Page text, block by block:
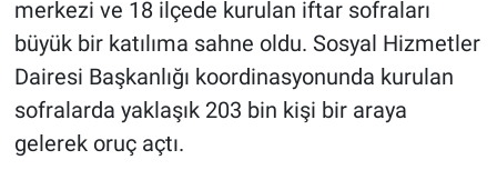
merkezi ve 18 ilçede kurulan iftar sofraları
büyük bir katılıma sahne oldu. Sosyal Hizmetler
Dairesi Başkanlığı koordinasyonunda kurulan
sofralarda yaklaşık 203 bin kişi bir araya
gelerek oruç açtı.